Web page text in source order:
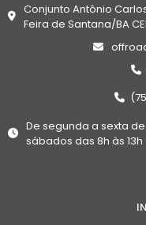
Conjunto Antônio
Feira de Santana/BA
De segunda a sexta de
sábados das 8h às 13h